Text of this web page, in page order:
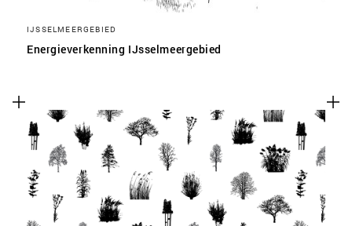
IJSSELMEERGEBIED
Energieverkenning IJsselmeergebied